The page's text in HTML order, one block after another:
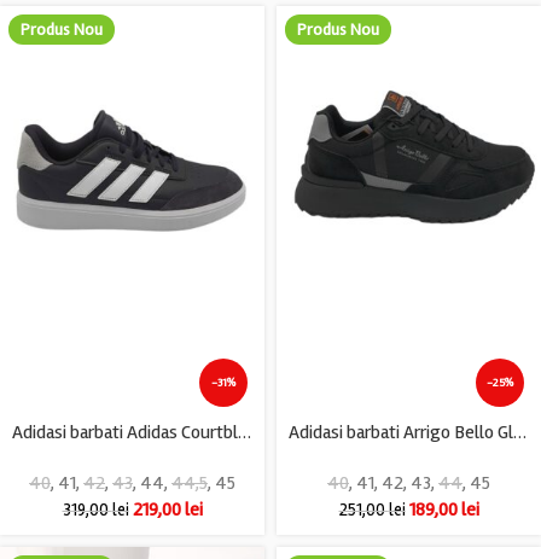
Produs Nou
-31%
Adidasi barbati Adidas Courtblock , piele, piele intoarsa, negru
40, 41, 42, 43, 44, 44,5, 45
319,00lei 219,00lei
Produs Nou
-25%
Adidasi barbati Arrigo Bello Glory, imitatie de piele, material textil, negru gri
40, 41, 42, 43, 44, 45
251,00lei 189,00lei